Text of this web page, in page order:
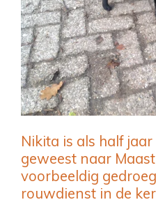
Nikita is als half
geweest naar
voorbeeldig
rouwdienst in de